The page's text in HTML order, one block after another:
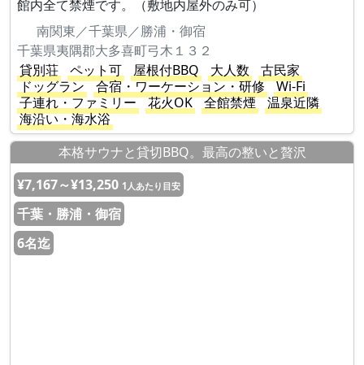
館内全て禁煙です。（敷地内屋外のみ可）
南関東／千葉県／勝浦・御宿
千葉県夷隅郡大多喜町弓木１３２
貸別荘
ペット可 屋根付BBQ 大人数
古民家
ドッグラン
合宿・ワーケーション・研修
Wi-Fi
子連れ・ファミリー
花火OK 全館禁煙
温泉近隣
海沿い・海水浴
本格サウナと貸切BBQ。最高の整いと贅沢
¥7,167～¥13,250 1人あたり目安
千葉・勝浦・御宿
6名迄